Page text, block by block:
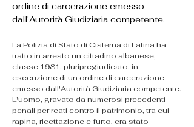
ordine di carcerazione emesso
dall'Autorità Giudiziaria competente.
La Polizia di Stato di Cisterna di Latina ha
tratto in arresto un cittadino albanese,
classe 1981, pluripregiudicato, in
esecuzione di un ordine di carcerazione
emesso dall'Autorità Giudiziaria competente.
L'uomo, gravato da numerosi precedenti
penali per reati contro il patrimonio, tra cui
rapina, ricettazione e furto, era stato